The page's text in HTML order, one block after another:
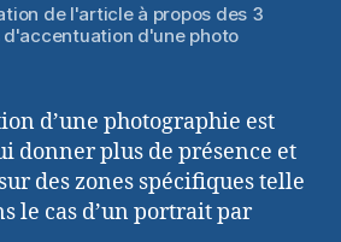
de l'article à propos des 3
d'une photo
d’une photographie est
donner plus de présence et
des zones spécifiques telle
le cas d’un portrait par